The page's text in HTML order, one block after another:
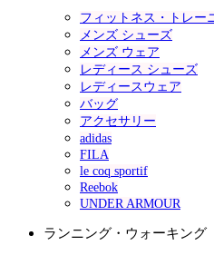
フィットネス・トレー
メンズ シューズ
メンズ ウェア
レディース シューズ
レディースウェア
バッグ
アクセサリー
adidas
FILA
le coq sportif
Reebok
UNDER ARMOUR
ランニング・ウォーキング